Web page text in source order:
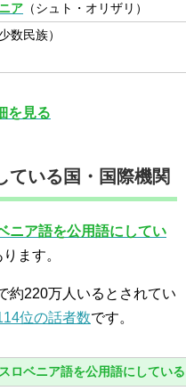
ア （シュト・オリザリ）
少数民族）
を見る
ている国・国際機関
ニア語を公用語にしてい
ます。
約220万人いるとされてい
位の話者数です。
スロベニア語を公用語にしてい